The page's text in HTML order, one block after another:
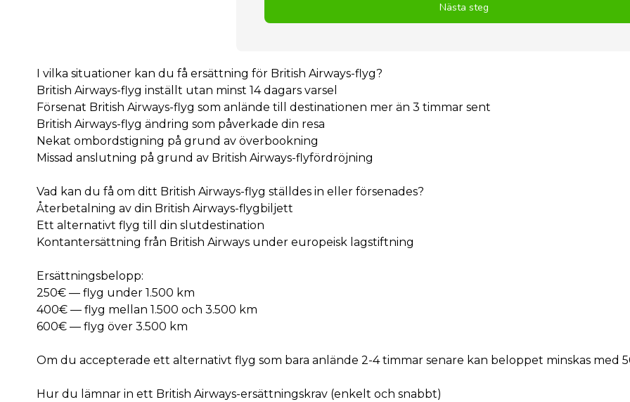
Nästa steg
I vilka situationer kan du få ersättning för British Airways-flyg?
British Airways-flyg inställt utan minst 14 dagars varsel
Försenat British Airways-flyg som anlände till destinationen mer än 3 timmar sent
British Airways-flyg ändring som påverkade din resa
Nekat ombordstigning på grund av överbookning
Missad anslutning på grund av British Airways-flyfördröjning
Vad kan du få om ditt British Airways-flyg ställdes in eller försenades?
Återbetalning av din British Airways-flygbiljett
Ett alternativt flyg till din slutdestination
Kontantersättning från British Airways under europeisk lagstiftning
Ersättningsbelopp:
250€ — flyg under 1.500 km
400€ — flyg mellan 1.500 och 3.500 km
600€ — flyg över 3.500 km
Om du accepterade ett alternativt flyg som bara anlände 2-4 timmar senare kan beloppet minskas med
Hur du lämnar in ett British Airways-ersättningskrav (enkelt och snabbt)